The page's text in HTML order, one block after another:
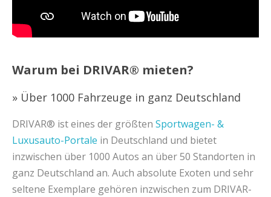
Warum bei DRIVAR® mieten?
» Über 1000 Fahrzeuge in ganz Deutschland
DRIVAR® ist eines der größten Sportwagen- &
Luxusauto-Portale in Deutschland und bietet
inzwischen über 1000 Autos an über 50 Standorten in
ganz Deutschland an. Auch absolute Exoten und sehr
seltene Exemplare gehören inzwischen zum DRIVAR-